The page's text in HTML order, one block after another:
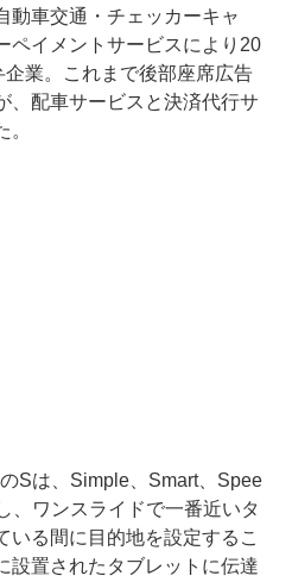
動車交通・チェッカーキャ
ペイメントサービスにより20
業。これまで後部座席広告
、配車サービスと決済代行サ
Sは、Simple、Smart、Spee
、ワンスライドで一番近いタ
いる間に目的地を設定するこ
設置されたタブレットに伝達